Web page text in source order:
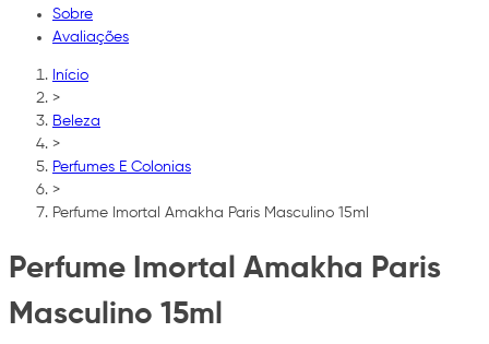
Sobre
Avaliações
Início
>
Beleza
>
Perfumes E Colonias
>
Perfume Imortal Amakha Paris Masculino 15ml
Perfume Imortal Amakha Paris
Masculino 15ml